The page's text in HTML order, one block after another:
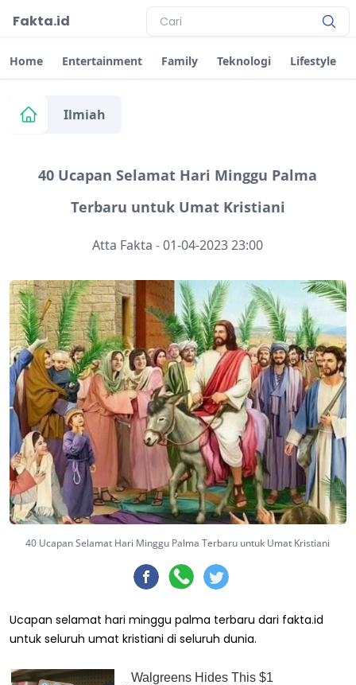
Fakta.id
Home Entertainment Family Teknologi Lifestyle
Ilmiah
40 Ucapan Selamat Hari Minggu Palma
Terbaru untuk Umat Kristiani
Atta Fakta -01-04-2023 23:00
40 Ucapan Selamat Hari Minggu Palma Terbaru untuk Umat Kristiani
Ucapan selamat hari minggu palma terbaru dari fakta.id
untuk seluruh umat kristiani di seluruh dunia.